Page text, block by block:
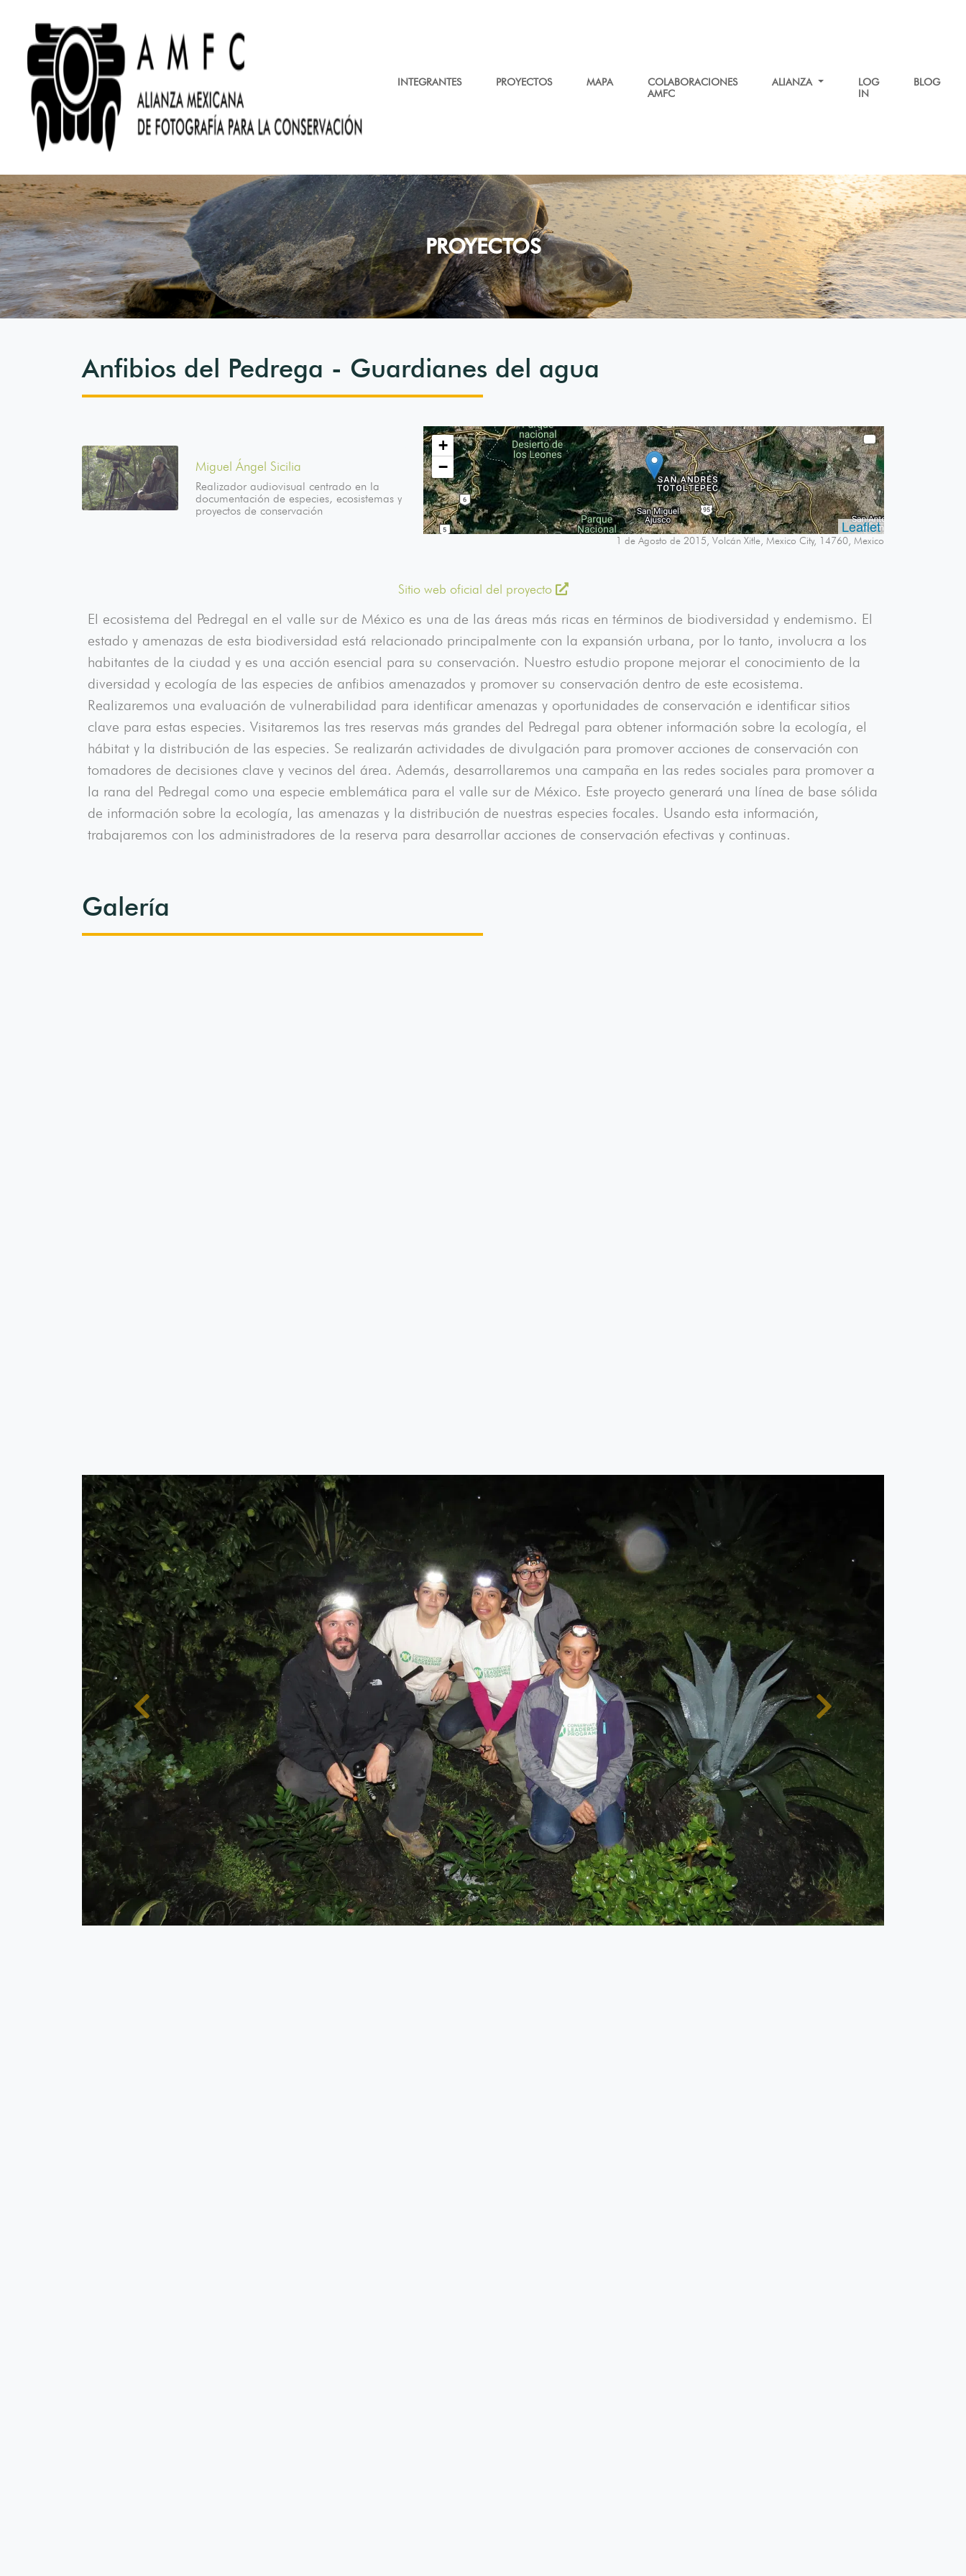
INTEGRANTES PROYECTOS MAPA
COLABORACIONES
AMFC
ALIANZA
LOG
IN
BLOG
PROYECTOS
Anfibios del Pedrega - Guardianes del agua
Miguel Ángel Sicilia
Realizador audiovisual centrado en la
documentación de especies, ecosistemas y
proyectos de conservación
+
−
Leaflet
1 de Agosto de 2015, Volcán Xitle, Mexico City, 14760, Mexico
Sitio web oficial del proyecto
El ecosistema del Pedregal en el valle sur de México es una de las áreas más ricas en términos de biodiversidad y endemismo. El
estado y amenazas de esta biodiversidad está relacionado principalmente con la expansión urbana, por lo tanto, involucra a los
habitantes de la ciudad y es una acción esencial para su conservación. Nuestro estudio propone mejorar el conocimiento de la
diversidad y ecología de las especies de anfibios amenazados y promover su conservación dentro de este ecosistema.
Realizaremos una evaluación de vulnerabilidad para identificar amenazas y oportunidades de conservación e identificar sitios
clave para estas especies. Visitaremos las tres reservas más grandes del Pedregal para obtener información sobre la ecología, el
hábitat y la distribución de las especies. Se realizarán actividades de divulgación para promover acciones de conservación con
tomadores de decisiones clave y vecinos del área. Además, desarrollaremos una campaña en las redes sociales para promover a
la rana del Pedregal como una especie emblemática para el valle sur de México. Este proyecto generará una línea de base sólida
de información sobre la ecología, las amenazas y la distribución de nuestras especies focales. Usando esta información,
trabajaremos con los administradores de la reserva para desarrollar acciones de conservación efectivas y continuas.
Galería